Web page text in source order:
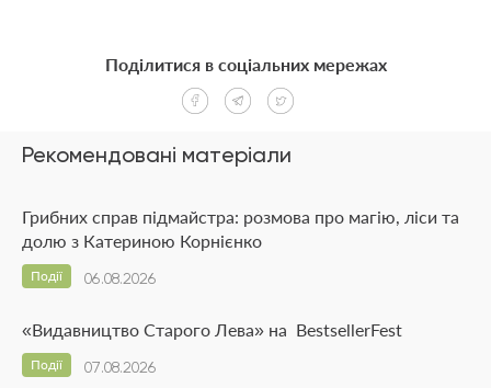
Рекомендовані матеріали
Грибних справ підмайстра: розмова про магію, ліси та
долю з Катериною Корнієнко
06.08.2026
Події
«Видавництво Старого Лева» на BestsellerFest
07.08.2026
Події
Поділитися в соціальних мережах